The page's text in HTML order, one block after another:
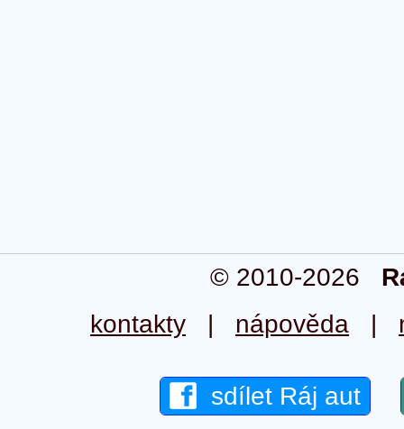
© 2010-2026
kontakty | nápověda |
sdílet Ráj aut